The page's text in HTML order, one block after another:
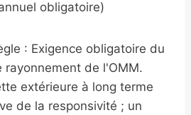
obligatoire)
: Exigence obligatoire du
rayonnement de l'OMM.
extérieure à long terme
de la responsivité ; un